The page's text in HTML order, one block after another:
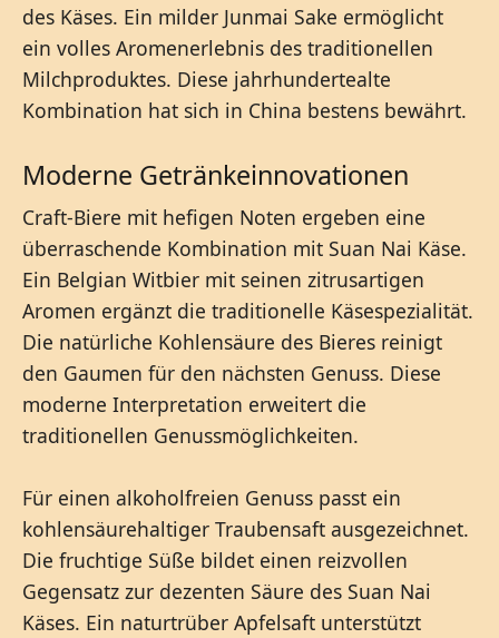
des Käses. Ein milder Junmai Sake ermöglicht
ein volles Aromenerlebnis des traditionellen
Milchproduktes. Diese jahrhundertealte
Kombination hat sich in China bestens bewährt.
Moderne Getränkeinnovationen
Craft-Biere mit hefigen Noten ergeben eine
überraschende Kombination mit Suan Nai Käse.
Ein Belgian Witbier mit seinen zitrusartigen
Aromen ergänzt die traditionelle Käsespezialität.
Die natürliche Kohlensäure des Bieres reinigt
den Gaumen für den nächsten Genuss. Diese
moderne Interpretation erweitert die
traditionellen Genussmöglichkeiten.
Für einen alkoholfreien Genuss passt ein
kohlensäurehaltiger Traubensaft ausgezeichnet.
Die fruchtige Süße bildet einen reizvollen
Gegensatz zur dezenten Säure des Suan Nai
Käses. Ein naturtrüber Apfelsaft unterstützt